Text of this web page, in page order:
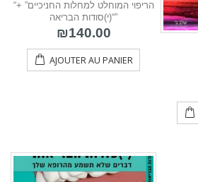
out
of
“הריפוי המוחלט למחלות החניכיים” +
“(י)סודות הבריאה”
₪140.00
AJOUTER AU PANIER